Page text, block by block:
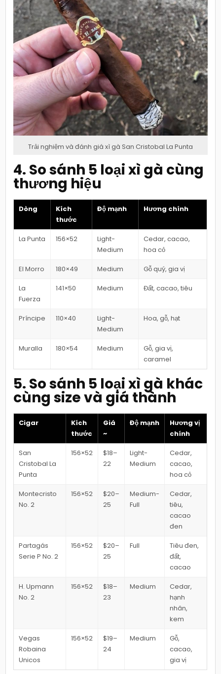
Trải nghiệm và đánh giá xì gà San Cristobal La Punta
4. So sánh 5 loại xì gà cùng
thương hiệu
Dòng
Kích
thước
Độ mạnh Hương chính
La Punta 156×52
Light-
Medium
Cedar, cacao,
hoa cỏ
El Morro 180×49 Medium Gỗ quý, gia vị
La
Fuerza
141×50 Medium Đất, cacao, tiêu
Príncipe 110×40
Light-
Medium
Hoa, gỗ, hạt
Muralla 180×54 Medium
Gỗ, gia vị,
caramel
5. So sánh 5 loại xì gà khác
cùng size và giá thành
Cigar
Kích
thước
Giá
~
Độ mạnh
Hương vị
chính
San
Cristobal La
Punta
156×52
$18–
22
Light-
Medium
Cedar,
cacao,
hoa cỏ
Montecristo
No. 2
156×52
$20–
25
Medium-
Full
Cedar,
tiêu,
cacao
đen
Partagás
Serie P No. 2
156×52
$20–
25
Full
Tiêu đen,
đất,
cacao
H. Upmann
No. 2
156×52
$18–
23
Medium
Cedar,
hạnh
nhân,
kem
Vegas
Robaina
Unicos
156×52
$19–
24
Medium
Gỗ,
cacao,
gia vị